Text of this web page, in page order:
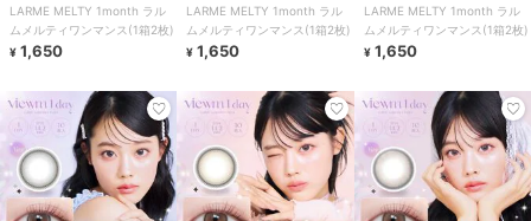
LARME MELTY 1month ラル
ムメルティワンマンス(1箱2枚)
¥ 1,650
LARME MELTY 1month ラル
ムメルティワンマンス(1箱2枚)
¥ 1,650
LARME MELTY 1month ラル
ムメルティワンマンス(1箱2枚)
¥ 1,650